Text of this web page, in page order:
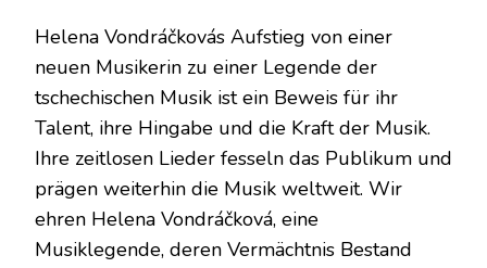
Helena Vondráčkovás Aufstieg von einer
neuen Musikerin zu einer Legende der
tschechischen Musik ist ein Beweis für ihr
Talent, ihre Hingabe und die Kraft der Musik.
Ihre zeitlosen Lieder fesseln das Publikum und
prägen weiterhin die Musik weltweit. Wir
ehren Helena Vondráčková, eine
Musiklegende, deren Vermächtnis Bestand